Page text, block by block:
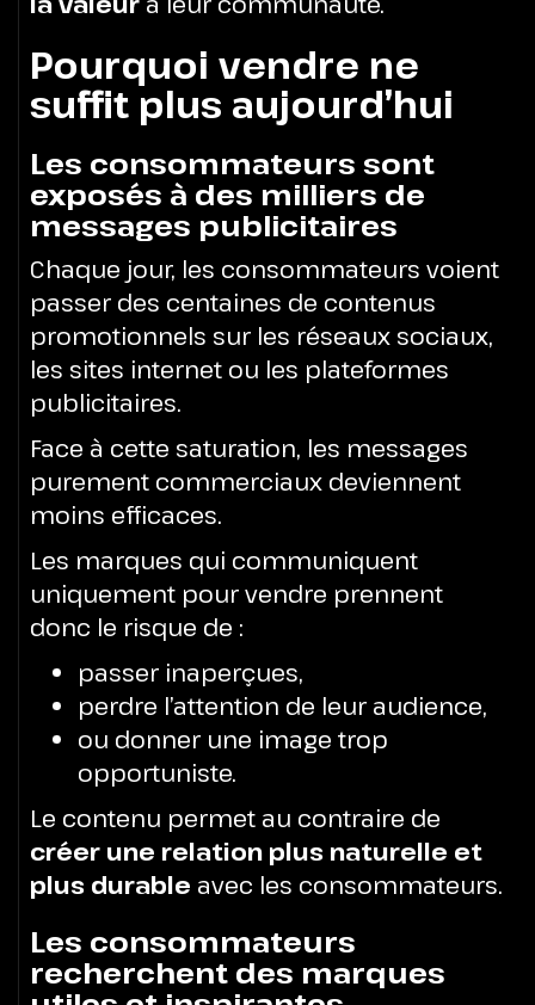
Pourquoi vendre ne
suffit plus aujourd’hui
Les consommateurs sont
exposés à des milliers de
messages publicitaires
Chaque jour, les consommateurs voient
passer des centaines de contenus
promotionnels sur les réseaux sociaux,
les sites internet ou les plateformes
publicitaires.
Face à cette saturation, les messages
purement commerciaux deviennent
moins efficaces.
Les marques qui communiquent
uniquement pour vendre prennent
donc le risque de :
passer inaperçues,
perdre l’attention de leur audience,
ou donner une image trop
opportuniste.
Le contenu permet au contraire de
créer une relation plus naturelle et
plus durable avec les consommateurs.
Les consommateurs
recherchent des marques